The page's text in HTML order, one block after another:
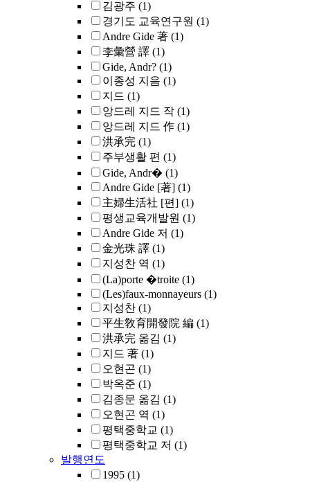
김광주 (1)
경기도 교육연구원 (1)
Andre Gide 著 (1)
李彙營 譯 (1)
Gide, Andr? (1)
이종성 지음 (1)
지드 (1)
앙드레 지드 작 (1)
앙드레 지드 作 (1)
洪承完 (1)
주부생활 편 (1)
Gide, Andr� (1)
Andre Gide [著] (1)
主婦生活社 [편] (1)
평생교육개발원 (1)
Andre Gide 저 (1)
金光珠 譯 (1)
지성찬 역 (1)
(La)porte �troite (1)
(Les)faux-monnayeurs (1)
지성찬 (1)
平生敎育開發院 編 (1)
洪承完 옮김 (1)
지드 著 (1)
오현곤 (1)
박옥준 (1)
김종문 옮김 (1)
오현곤 역 (1)
평택중학교 (1)
평택중학교 저 (1)
발행연도
1995 (1)